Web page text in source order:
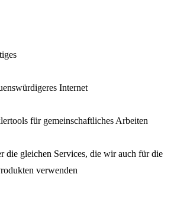
Internet
für gemeinschaftliches Arbeiten
die gleichen Services, die wir auch für die
verwenden